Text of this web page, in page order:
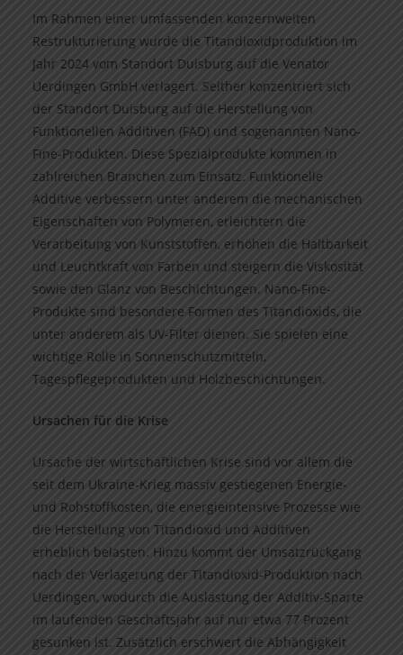
Im Rahmen einer umfassenden konzernweiten
Restrukturierung wurde die Titandioxidproduktion im
Jahr 2024 vom Standort Duisburg auf die Venator
Uerdingen GmbH verlagert. Seither konzentriert sich
der Standort Duisburg auf die Herstellung von
Funktionellen Additiven (FAD) und sogenannten Nano-
Fine-Produkten. Diese Spezialprodukte kommen in
zahlreichen Branchen zum Einsatz. Funktionelle
Additive verbessern unter anderem die mechanischen
Eigenschaften von Polymeren, erleichtern die
Verarbeitung von Kunststoffen, erhöhen die Haltbarkeit
und Leuchtkraft von Farben und steigern die Viskosität
sowie den Glanz von Beschichtungen. Nano-Fine-
Produkte sind besondere Formen des Titandioxids, die
unter anderem als UV-Filter dienen. Sie spielen eine
wichtige Rolle in Sonnenschutzmitteln,
Tagespflegeprodukten und Holzbeschichtungen.
Ursachen für die Krise
Ursache der wirtschaftlichen Krise sind vor allem die
seit dem Ukraine-Krieg massiv gestiegenen Energie-
und Rohstoffkosten, die energieintensive Prozesse wie
die Herstellung von Titandioxid und Additiven
erheblich belasten. Hinzu kommt der Umsatzrückgang
nach der Verlagerung der Titandioxid-Produktion nach
Uerdingen, wodurch die Auslastung der Additiv-Sparte
im laufenden Geschäftsjahr auf nur etwa 77 Prozent
gesunken ist. Zusätzlich erschwert die Abhängigkeit